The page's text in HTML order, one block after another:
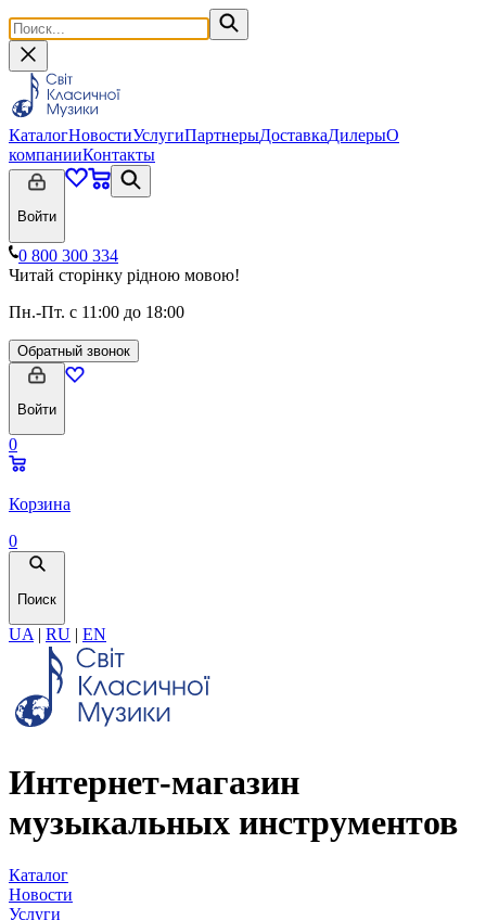
КаталогНовостиУслугиПартнерыДоставкаДилерыО
компанииКонтакты
Войти
0 800 300 334
Читай сторінку рідною мовою!
Пн.-Пт. с 11:00 до 18:00
Обратный звонок
Войти
0
Корзина
0
Поиск
UA | RU | EN
Интернет-магазин
музыкальных инструментов
Каталог
Новости
Услуги